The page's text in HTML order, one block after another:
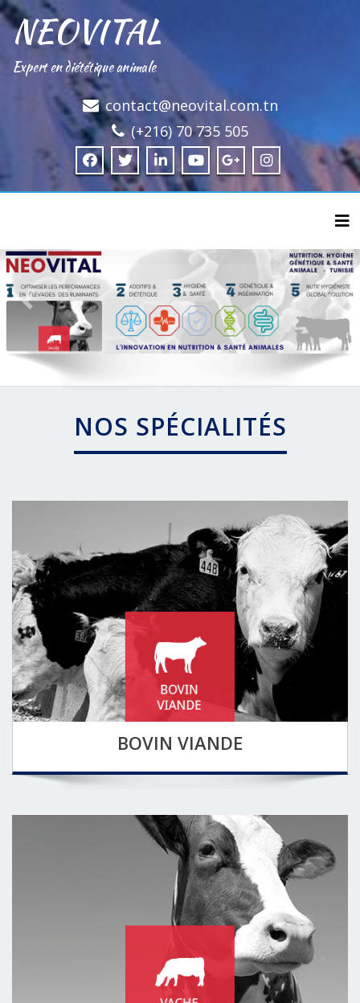
NEOVITAL
Expert en diététique animale
contact@neovital.com.tn
(+216) 70 735 505
NOS SPÉCIALITÉS
BOVIN VIANDE